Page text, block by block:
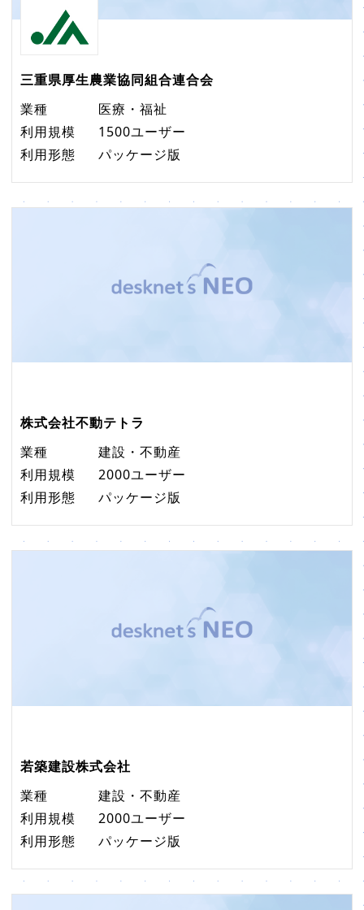
三重県厚生農業協同組合連合会
業種
医療・福祉
利用規模
1500ユーザー
利用形態
パッケージ版
株式会社不動テトラ
業種
建設・不動産
利用規模
2000ユーザー
利用形態
パッケージ版
若築建設株式会社
業種
建設・不動産
利用規模
2000ユーザー
利用形態
パッケージ版